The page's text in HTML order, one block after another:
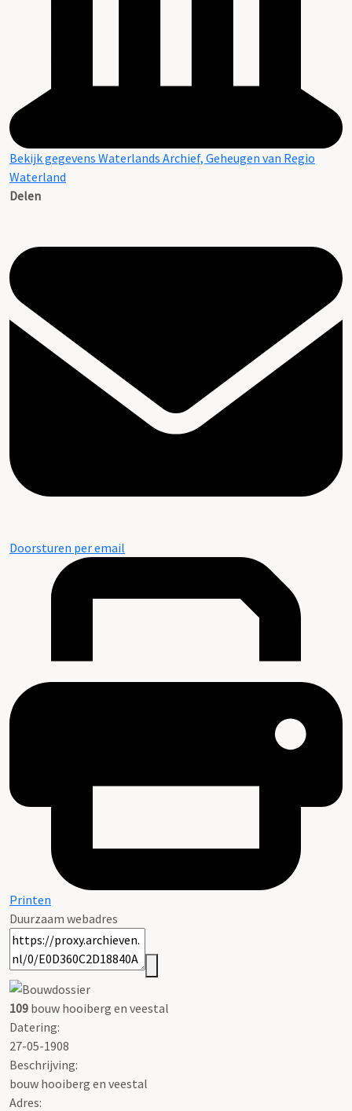
Bekijk gegevens Waterlands Archief, Geheugen van Regio
Waterland
Delen
Doorsturen per email
Printen
Duurzaam webadres
109 bouw hooiberg en veestal
Datering:
27-05-1908
Beschrijving:
bouw hooiberg en veestal
Adres: